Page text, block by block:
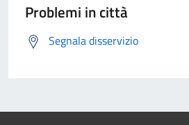
Problemi in città
Segnala disservizio